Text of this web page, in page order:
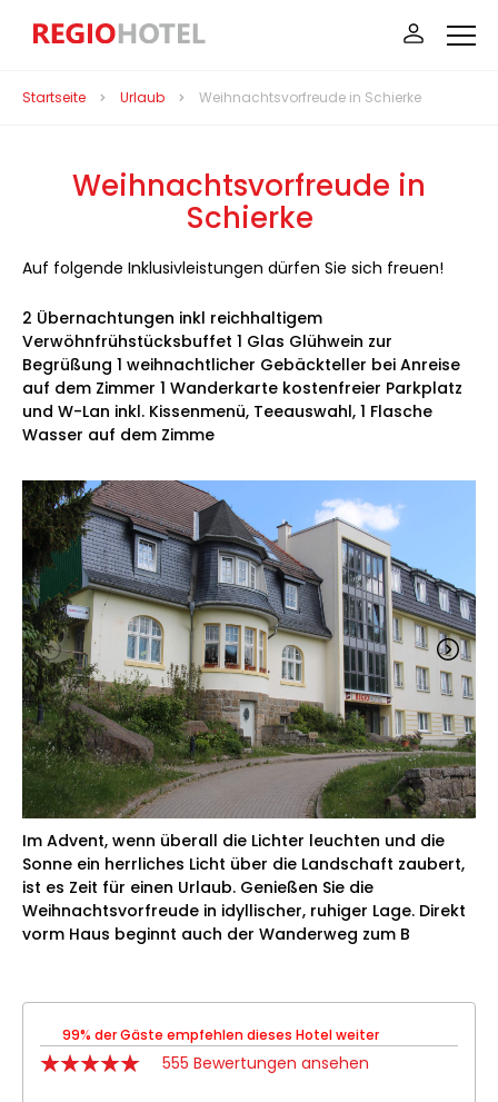
Startseite Urlaub Weihnachtsvorfreude in Schierke
Weihnachtsvorfreude in
Schierke
Auf folgende Inklusivleistungen dürfen Sie sich freuen!
2 Übernachtungen inkl reichhaltigem
Verwöhnfrühstücksbuffet 1 Glas Glühwein zur
Begrüßung 1 weihnachtlicher Gebäckteller bei Anreise
auf dem Zimmer 1 Wanderkarte kostenfreier Parkplatz
und W-Lan inkl. Kissenmenü, Teeauswahl, 1 Flasche
Wasser auf dem Zimme
Im Advent, wenn überall die Lichter leuchten und die
Sonne ein herrliches Licht über die Landschaft zaubert,
ist es Zeit für einen Urlaub. Genießen Sie die
Weihnachtsvorfreude in idyllischer, ruhiger Lage. Direkt
vorm Haus beginnt auch der Wanderweg zum B
99% der Gäste empfehlen dieses Hotel weiter
555 Bewertungen ansehen